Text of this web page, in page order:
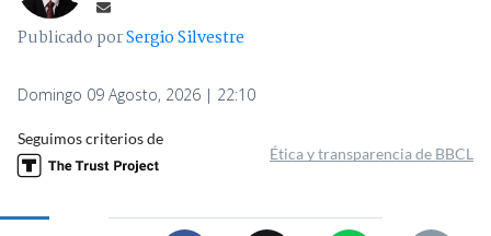
Publicado porSergio Silvestre
Domingo 09 Agosto, 2026 | 22:10
Seguimos criterios de
Ética y transparencia de BBCL